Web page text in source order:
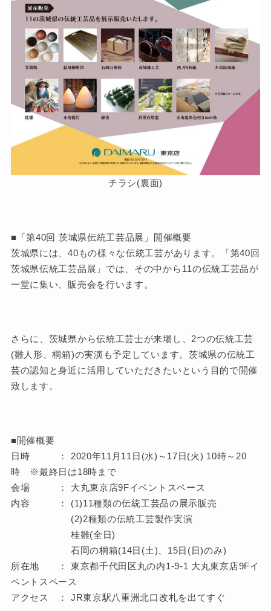
チラシ(裏面)
■「第40回 茨城県伝統工芸品展」開催概要
茨城県には、40もの様々な伝統工芸があります。「第40回
茨城県伝統工芸品展」では、その中から11の伝統工芸品が
一堂に集い、販売会を行います。
さらに、茨城県から伝統工芸士が来場し、2つの伝統工芸
(雛人形、桐箱)の実演も予定しています。茨城県の伝統工
芸の認知と身近に活用していただきたいという目的で開催
致します。
■開催概要
日時 ： 2020年11月11日(水)～17日(火) 10時～20
時 ※最終日は18時まで
会場 ： 大丸東京店9Fイベントスペース
内容 ： (1)11種類の伝統工芸品の展示販売
(2)2種類の伝統工芸製作実演
桂雛(全日)
石岡の桐箱(14日(土)、15日(日)のみ)
所在地 ： 東京都千代田区丸の内1-9-1 大丸東京店9Fイ
ベントスペース
アクセス ： JR東京駅八重洲北口改札を出てすぐ